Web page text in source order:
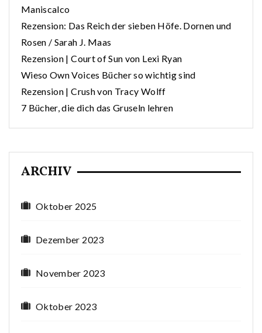
Maniscalco
Rezension: Das Reich der sieben Höfe. Dornen und
Rosen / Sarah J. Maas
Rezension | Court of Sun von Lexi Ryan
Wieso Own Voices Bücher so wichtig sind
Rezension | Crush von Tracy Wolff
7 Bücher, die dich das Gruseln lehren
ARCHIV
Oktober 2025
Dezember 2023
November 2023
Oktober 2023